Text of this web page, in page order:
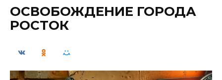
ОСВОБОЖДЕНИЕ ГОРОДА
РОСТОК